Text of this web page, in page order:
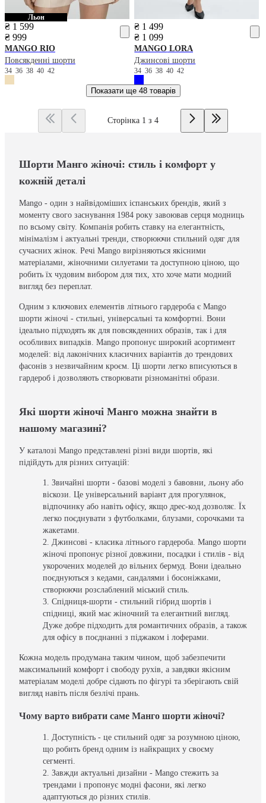
Льон
₴ 1 599
₴ 999
MANGO RIO
Повсякденні шорти
34 36 38 40 42
₴ 1 499
₴ 1 099
MANGO LORA
Джинсові шорти
3436384042
Показати ще 48 товарів
Сторінка 1 з 4
Шорти Манго жіночі: стиль і комфорт у
кожній деталі
Mango - один з найвідоміших іспанських брендів, який з
моменту свого заснування 1984 року завоював серця модниць
по всьому світу. Компанія робить ставку на елегантність,
мінімалізм і актуальні тренди, створюючи стильний одяг для
сучасних жінок. Речі Mango вирізняються якісними
матеріалами, жіночними силуетами та доступною ціною, що
робить їх чудовим вибором для тих, хто хоче мати модний
вигляд без переплат.
Одним з ключових елементів літнього гардероба є Mango
шорти жіночі - стильні, універсальні та комфортні. Вони
ідеально підходять як для повсякденних образів, так і для
особливих випадків. Mango пропонує широкий асортимент
моделей: від лаконічних класичних варіантів до трендових
фасонів з незвичайним кроєм. Ці шорти легко вписуються в
гардероб і дозволяють створювати різноманітні образи.
Які шорти жіночі Манго можна знайти в
нашому магазині?
У каталозі Mango представлені різні види шортів, які
підійдуть для різних ситуацій:
Звичайні шорти - базові моделі з бавовни, льону або
віскози. Це універсальний варіант для прогулянок,
відпочинку або навіть офісу, якщо дрес-код дозволяє. Їх
легко поєднувати з футболками, блузами, сорочками та
жакетами.
Джинсові - класика літнього гардероба. Mango шорти
жіночі пропонує різної довжини, посадки і стилів - від
укорочених моделей до вільних бермуд. Вони ідеально
поєднуються з кедами, сандалями і босоніжками,
створюючи розслаблений міський стиль.
Спідниця-шорти - стильний гібрид шортів і
спідниці, який має жіночний та елегантний вигляд.
Дуже добре підходить для романтичних образів, а також
для офісу в поєднанні з піджаком і лоферами.
Кожна модель продумана таким чином, щоб забезпечити
максимальний комфорт і свободу рухів, а завдяки якісним
матеріалам моделі добре сідають по фігурі та зберігають свій
вигляд навіть після безлічі прань.
Чому варто вибрати саме Манго шорти жіночі?
Доступність - це стильний одяг за розумною ціною,
що робить бренд одним із найкращих у своєму
сегменті.
Завжди актуальні дизайни - Mango стежить за
трендами і пропонує модні фасони, які легко
адаптуються до різних стилів.